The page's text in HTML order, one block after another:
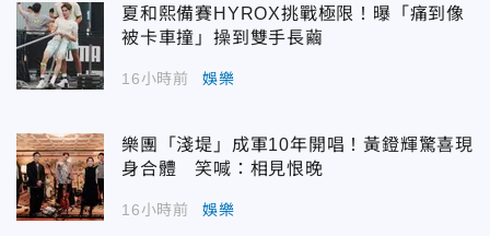
夏和熙備賽HYROX挑戰極限！曝「痛到像
被卡車撞」操到雙手長繭
16小時前 娛樂
樂團「淺堤」成軍10年開唱！黃鐙輝驚喜現
身合體 笑喊：相見恨晚
16小時前 娛樂